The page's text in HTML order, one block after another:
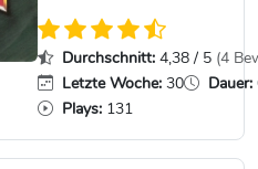
Durchschnitt: 4,38 / 5 (4
Letzte Woche: 30 Dauer:
Plays: 131